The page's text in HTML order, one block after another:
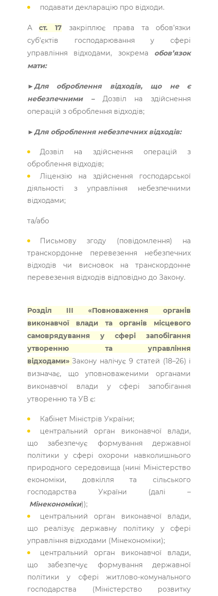
подавати декларацію про відходи.
Аст. 17 закріплює права та обов’язки
суб’єктів господарювання у сфері
управління відходами, зокрема обов’язок
мати:
►Для оброблення відходів, що не є
небезпечними – Дозвіл на здійснення
операцій з оброблення відходів;
►Для оброблення небезпечних відходів:
Дозвіл на здійснення операцій з
оброблення відходів;
Ліцензію на здійснення господарської
діяльності з уп­равління небезпечними
відходами;
та/або
Письмову згоду (повідомлення) на
транскордонне перевезення небезпечних
відходів чи висновок на транскордонне
перевезення відходів відповідно до Закону.
Розділ ІІІ «Повноваження органів
виконавчої влади та органів місцевого
самоврядування у сфері запобігання
утворенню та управління
відходами»Закону налічує 9 статей (18–26) і
визначає, що уповноваженими органами
виконавчої влади у сфері запобігання
утворенню та УВ є:
Кабінет Міністрів України;
центральний орган виконавчої влади,
що забезпечує формування державної
політики у сфері охорони навколишнього
природного середовища (нині Міністерство
економіки, довкілля та сільського
господарства України (далі –
Мінекономіки));
центральний орган виконавчої влади,
що реалізує державну політику у сфері
управління відходами (Мінекономіки);
центральний орган виконавчої влади,
що забезпечує формування державної
політики у сфері житлово-­комунального
господарства (Міністерство розвитку